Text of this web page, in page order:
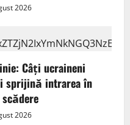
2026
Câți ucraineni
sprijină intrarea în
2026